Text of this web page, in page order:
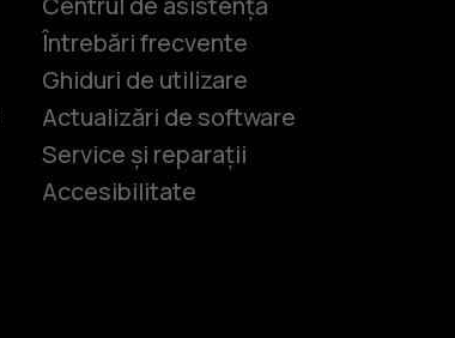
Întrebări frecvente
Ghiduri de utilizare
Actualizări de software
Service și reparații
Accesibilitate